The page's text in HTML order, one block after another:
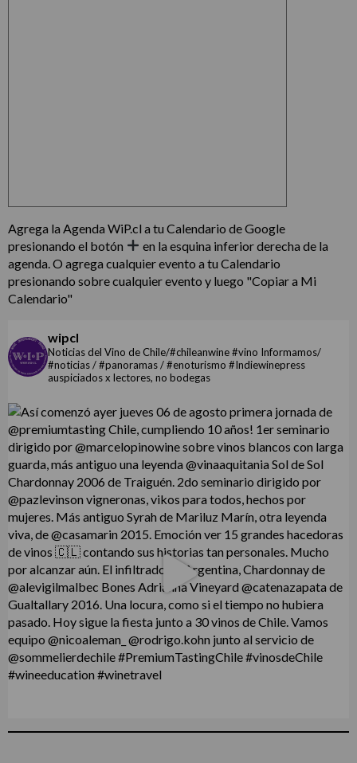
Agrega la Agenda WiP.cl a tu Calendario de Google
presionando el botón
en la esquina inferior derecha de la
agenda. O agrega cualquier evento a tu Calendario
presionando sobre cualquier evento y luego "Copiar a Mi
Calendario"
wipcl
Noticias del Vino de Chile/#chileanwine #vino Informamos/
#noticias / #panoramas / #enoturismo #Indiewinepress
auspiciados x lectores, no bodegas